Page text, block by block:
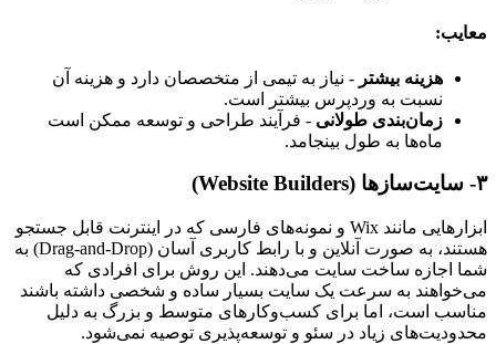
معایب:
هزینه بیشتر - نیاز به تیمی از متخصصان دارد و هزینه آن
نسبت به وردپرس بیشتر است.
زمان‌بندی طولانی - فرآیند طراحی و توسعه ممکن است
ماه‌ها به طول بینجامد.
۳- سایت‌سازها (Website Builders)
ابزارهایی مانند Wix و نمونه‌های فارسی که در اینترنت قابل جستجو
هستند، به صورت آنلاین و با رابط کاربری آسان (Drag-and-Drop) به
شما اجازه ساخت سایت می‌دهند. این روش برای افرادی که
می‌خواهند به سرعت یک سایت بسیار ساده و شخصی داشته باشند
مناسب است، اما برای کسب‌وکارهای متوسط و بزرگ به دلیل
محدودیت‌های زیاد در سئو و توسعه‌پذیری توصیه نمی‌شود.